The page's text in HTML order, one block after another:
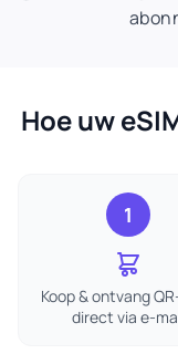
Hoe uw
1
Koop & ontvang
direct via e-